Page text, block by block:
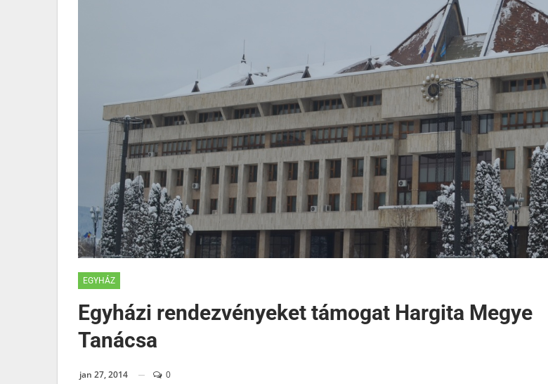
EGYHÁZ
Egyházi rendezvényeket támogat Hargita Megye
Tanácsa
jan 27, 2014 0